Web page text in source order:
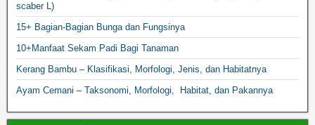
scaber L)
15+ Bagian-Bagian Bunga dan Fungsinya
10+Manfaat Sekam Padi Bagi Tanaman
Kerang Bambu – Klasifikasi, Morfologi, Jenis, dan Habitatnya
Ayam Cemani – Taksonomi, Morfologi, Habitat, dan Pakannya